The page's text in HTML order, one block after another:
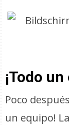
¡Todo
Poco
un equipo!